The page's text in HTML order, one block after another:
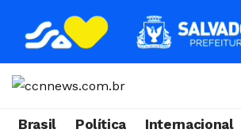
Brasil Política Internacional